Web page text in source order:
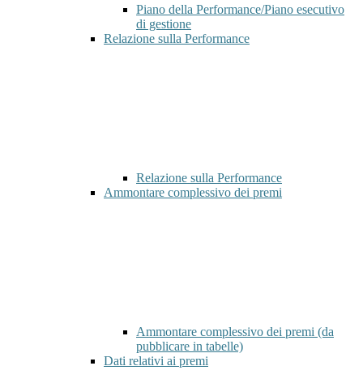
Piano della Performance/Piano esecutivo
di gestione
Relazione sulla Performance
Relazione sulla Performance
Ammontare complessivo dei premi
Ammontare complessivo dei premi (da
pubblicare in tabelle)
Dati relativi ai premi